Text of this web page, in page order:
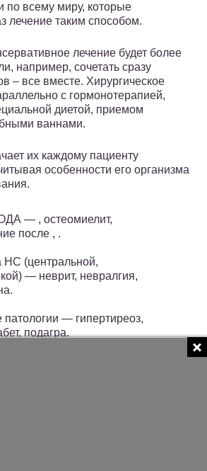
по всему миру, которые
лечение таким способом.
лечение будет более
например, сочетать сразу
– все вместе. Хирургическое
с гормонотерапией,
диетой, приемом
ваннами.
их каждому пациенту
особенности его организма
— , остеомиелит,
после , .
НС (центральной,
— неврит, невралгия,
— гипертиреоз,
подагра.